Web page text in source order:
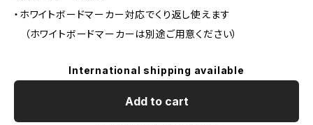
・ホワイトボードマーカー対応でくり返し使えます
（ホワイトボードマーカーは別途ご用意ください）
International shipping available
Add to cart